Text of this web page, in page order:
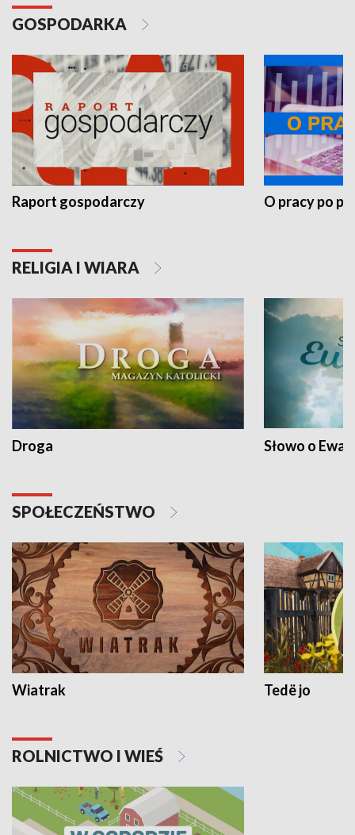
GOSPODARKA
Raport gospodarczy O pracy po
RELIGIA I WIARA
Droga Słowo o
SPOŁECZEŃSTWO
Wiatrak Tedë jo
ROLNICTWO I WIEŚ